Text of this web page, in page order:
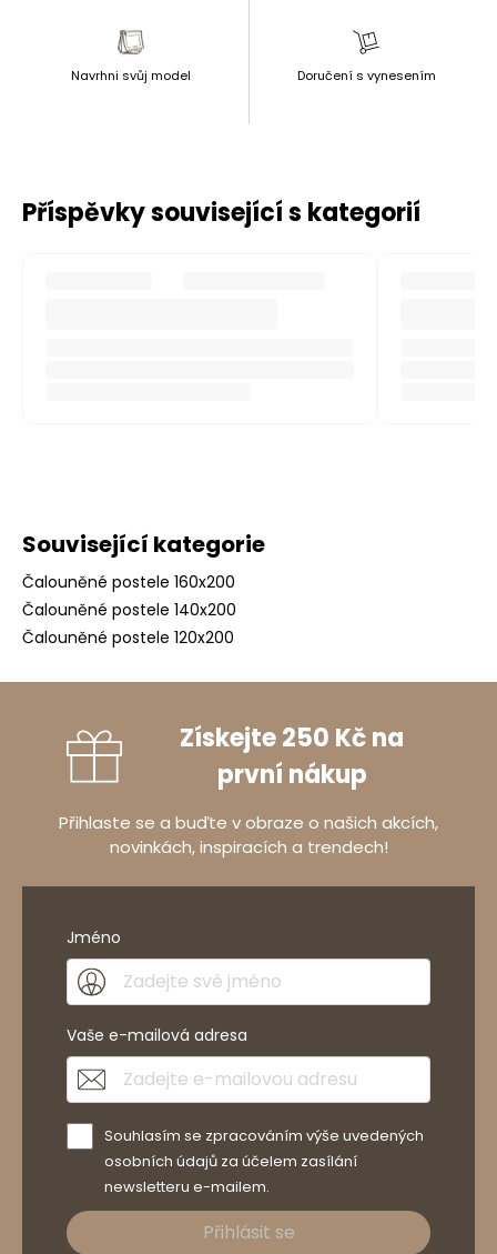
Navrhni svůj model Doručení s vynesením
Příspěvky související s kategorií
Související kategorie
Čalouněné postele 160x200
Čalouněné postele 140x200
Čalouněné postele 120x200
Získejte 250 Kč na
první nákup
Přihlaste se a buďte v obraze o našich akcích,
novinkách, inspiracích a trendech!
Jméno
Vaše e-mailová adresa
Souhlasím se zpracováním výše uvedených
osobních údajů za účelem zasílání
newsletteru e-mailem.
Přihlásit se